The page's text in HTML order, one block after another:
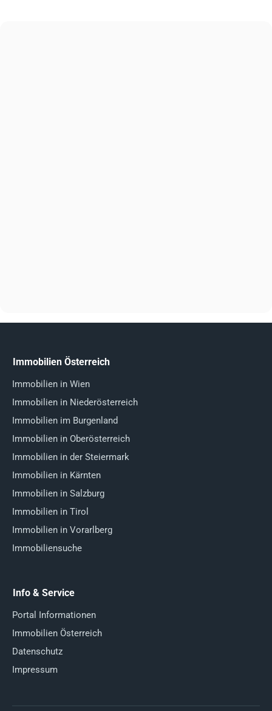
Immobilien Österreich
Immobilien in Wien
Immobilien in Niederösterreich
Immobilien im Burgenland
Immobilien in Oberösterreich
Immobilien in der Steiermark
Immobilien in Kärnten
Immobilien in Salzburg
Immobilien in Tirol
Immobilien in Vorarlberg
Immobiliensuche
Info & Service
Portal Informationen
Immobilien Österreich
Datenschutz
Impressum